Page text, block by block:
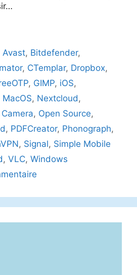
Avast, Bitdefender,
, CTemplar, Dropbox,
, GIMP, iOS,
MacOS, Nextcloud ,
, Open Source,
, PDFCreator, Phonograph,
, Signal, Simple Mobile
, VLC, Windows